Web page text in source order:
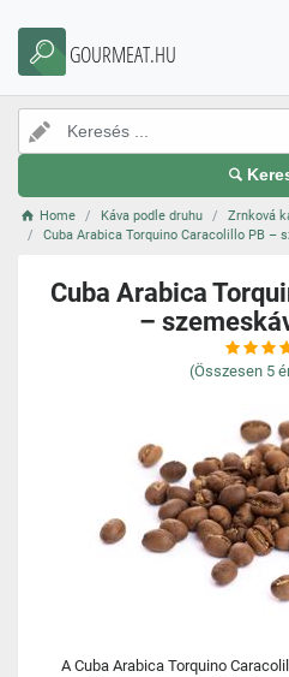
GOURMEAT.HU
Home Káva podle druhu
Zrnková
Cuba Arabica Torquino Caracolillo PB –
Cuba Arabica
–
(Összesen 5
A Cuba Arabica Torquino